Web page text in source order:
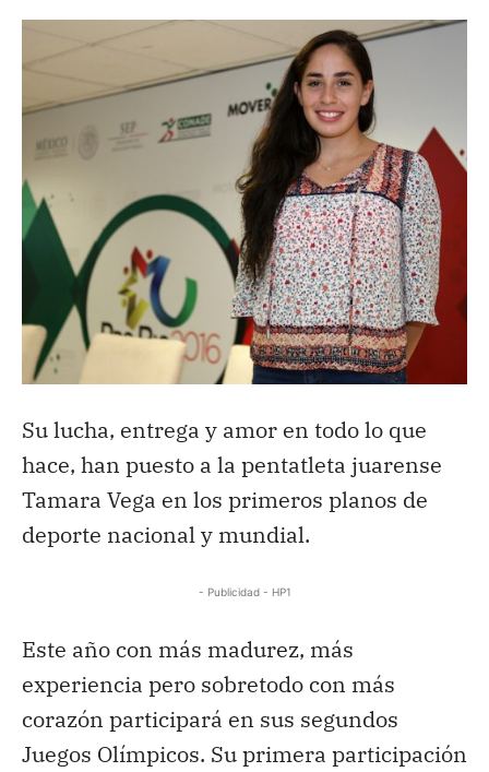
Su lucha, entrega y amor en todo lo que
hace, han puesto a la pentatleta juarense
Tamara Vega en los primeros planos de
deporte nacional y mundial.
- Publicidad - HP1
Este año con más madurez, más
experiencia pero sobretodo con más
corazón participará en sus segundos
Juegos Olímpicos. Su primera participación